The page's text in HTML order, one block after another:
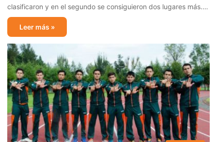
clasificaron y en el segundo se consiguieron dos lugares más.…
Leer más »